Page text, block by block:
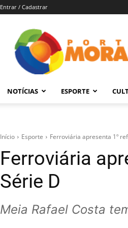
Entrar / Cadastrar
Morada
–
NOTÍCIAS ESPORTE
Início Esporte Ferroviária apresenta 1º
Ferroviária
Série D
Meia Rafael Costa